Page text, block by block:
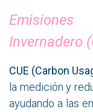
Invernadero
CUE (Carbon
la medición y
ayudando a las